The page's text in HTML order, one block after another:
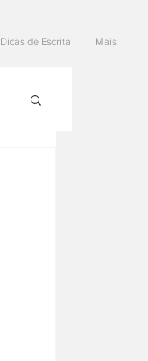
Dicas de Escrita Mais